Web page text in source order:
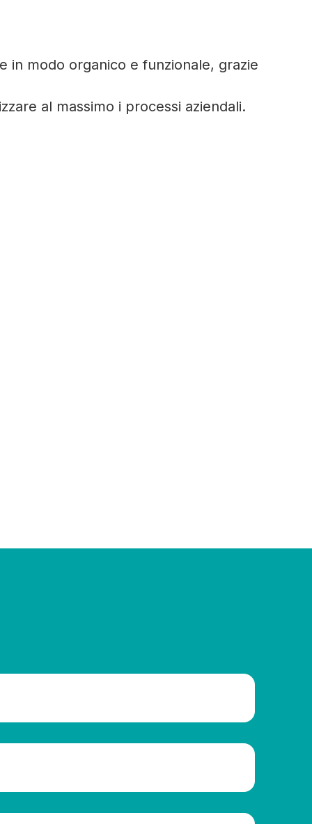
in modo organico e funzionale, grazie
al massimo i processi aziendali.